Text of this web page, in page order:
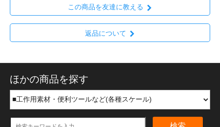
この商品を友達に教える
返品について
ほかの商品を探す